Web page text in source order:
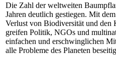
Die Zahl der weltweiten
Jahren deutlich gestiegen. Mit
Verlust von Biodiversität und den
greifen Politik, NGOs und
einfachen und erschwinglichen
alle Probleme des Planeten